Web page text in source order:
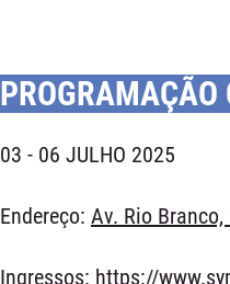
PROGRAMAÇÃO
03 - 06 JULHO 2025
Endereço: Av. Rio
Ingressos: https://